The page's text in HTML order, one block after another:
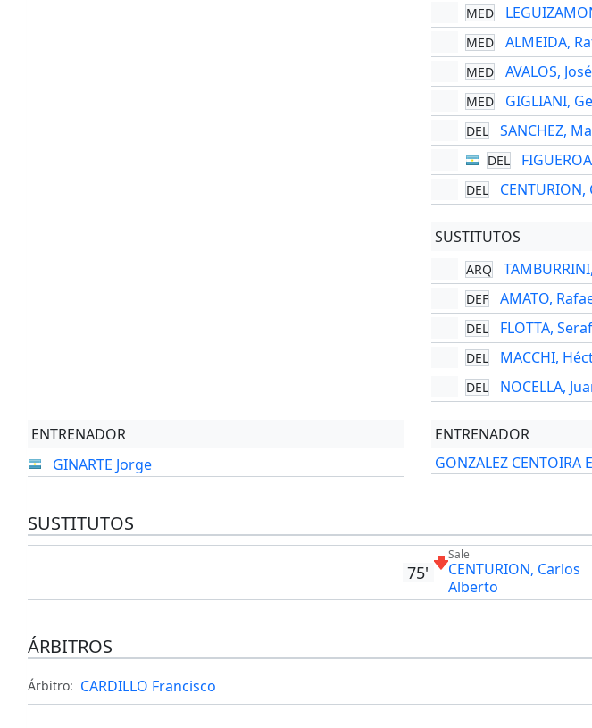
ENTRENADOR
GINARTE Jorge
MED
MED ALMEIDA,
MED AVALOS,
MED GIGLIANI,
DEL SANCHEZ,
DEL
DEL
SUSTITUTOS
ARQ
DEF AMATO,
DEL FLOTTA,
DEL MACCHI,
DEL NOCELLA,
ENTRENADOR
GONZALEZ CENTOIRA
SUSTITUTOS
75'
Sale
CENTURION, Carlos
Alberto
ÁRBITROS
Árbitro: CARDILLO Francisco